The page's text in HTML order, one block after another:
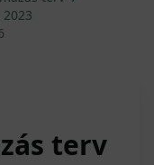
2023
terv